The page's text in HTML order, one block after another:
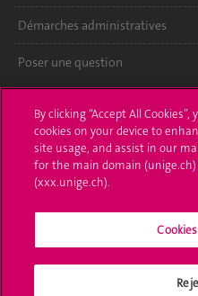
Démarches administratives
Poser une question
UNIGE Mobile
Médias
Offres d'emploi
Bibliothèque
By clicking “Accept All
cookies on your device to
site usage, and assist in our
for the main domain
(xxx.unige.ch).